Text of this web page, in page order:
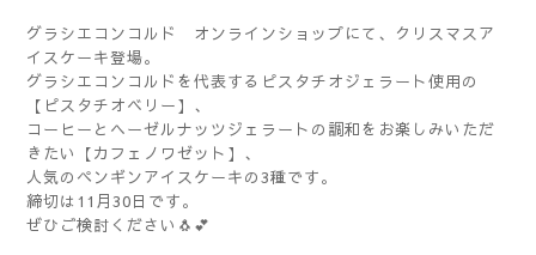
グラシエコンコルド オンラインショップにて、クリスマスア
イスケーキ登場。
グラシエコンコルドを代表するピスタチオジェラート使用の
【ピスタチオベリー】、
コーヒーとヘーゼルナッツジェラートの調和をお楽しみいただ
きたい【カフェノワゼット】、
人気のペンギンアイスケーキの3種です。
締切は11月30日です。
ぜひご検討ください🐧💕